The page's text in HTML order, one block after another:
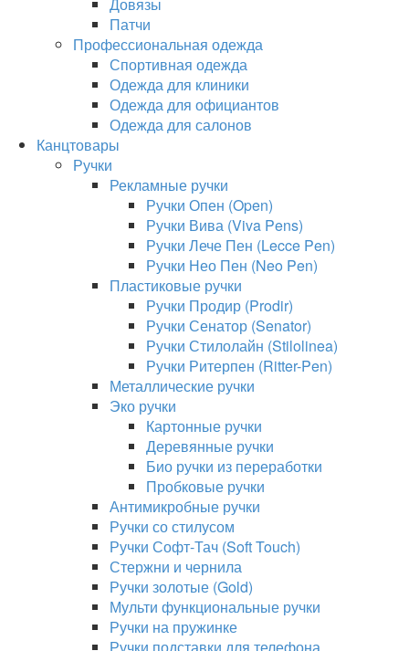
Патчи
Профессиональная одежда
Спортивная одежда
Одежда для клиники
Одежда для официантов
Одежда для салонов
Канцтовары
Ручки
Рекламные ручки
Ручки Опен (Open)
Ручки Вива (Viva Pens)
Ручки Лече Пен (Lecce Pen)
Ручки Нео Пен (Neo Pen)
Пластиковые ручки
Ручки Продир (Prodir)
Ручки Сенатор (Senator)
Ручки Стилолайн (Stilolinea)
Ручки Ритерпен (Ritter-Pen)
Металлические ручки
Эко ручки
Картонные ручки
Деревянные ручки
Био ручки из переработки
Пробковые ручки
Антимикробные ручки
Ручки со стилусом
Ручки Софт-Тач (Soft Touch)
Стержни и чернила
Ручки золотые (Gold)
Мульти функциональные ручки
Ручки на пружинке